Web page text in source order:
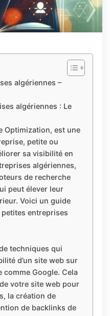
algériennes –
algériennes : Le
Optimization, est une
petite ou
sa visibilité en
algériennes,
de recherche
peut élever leur
Voici un guide
entreprises
techniques qui
d’un site web sur
comme Google. Cela
votre site web pour
la création de
de backlinks de